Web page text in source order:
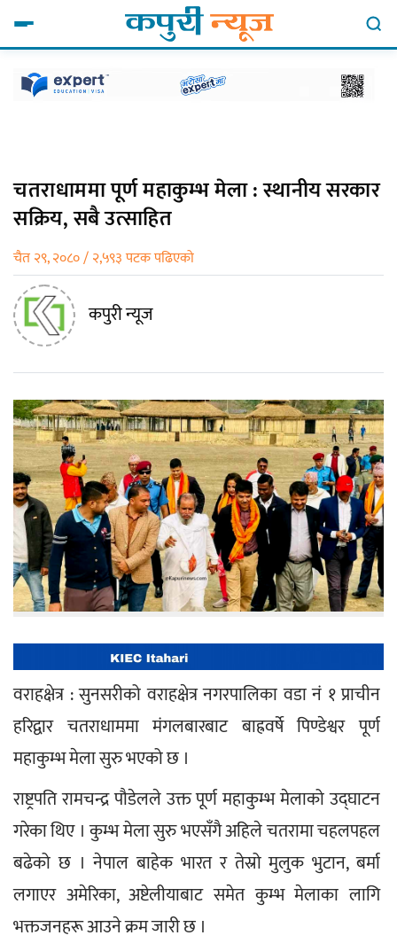
चतराधाममा पूर्ण महाकुम्भ मेला : स्थानीय सरकार
सक्रिय, सबै उत्साहित
चैत २९, २०८० / २,५९३ पटक पढिएको
कपुरी न्यूज
वराहक्षेत्र : सुनसरीको वराहक्षेत्र नगरपालिका वडा नं १ प्राचीन
हरिद्वार चतराधाममा मंगलबारबाट बाह्रवर्षे पिण्डेश्वर पूर्ण
महाकुम्भ मेला सुरु भएको छ ।
राष्ट्रपति रामचन्द्र पौडेलले उक्त पूर्ण महाकुम्भ मेलाको उद्घाटन
गरेका थिए । कुम्भ मेला सुरु भएसँगै अहिले चतरामा चहलपहल
बढेको छ । नेपाल बाहेक भारत र तेस्रो मुलुक भुटान, बर्मा
लगाएर अमेरिका, अष्टेलीयाबाट समेत कुम्भ मेलाका लागि
भक्तजनहरू आउने क्रम जारी छ ।